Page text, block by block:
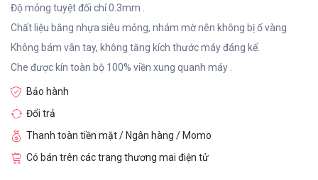
Độ mỏng tuyệt đối chỉ 0.3mm .
Chất liệu bằng nhựa siêu mỏng, nhám mờ nên không bị ố vàng
Không bám vân tay, không tăng kích thước máy đáng kể.
Che được kín toàn bộ 100% viền xung quanh máy .
Bảo hành
Đổi trả
Thanh toàn tiền mặt / Ngân hàng / Momo
Có bán trên các trang thương mai điện tử